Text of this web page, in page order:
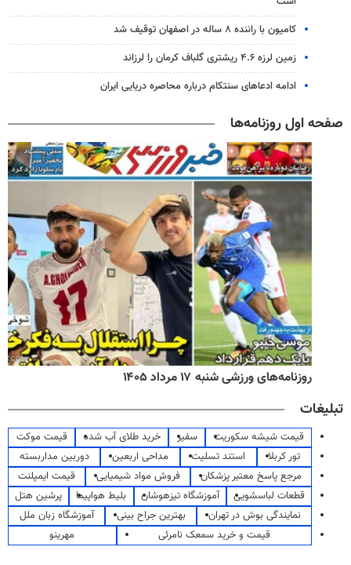
کامیون با راننده ۸ ساله در اصفهان توقیف شد
زمین لرزه ۴.۶ ریشتری گلباف کرمان را لرزاند
ادامه ادعاهای سنتکام درباره محاصره دریایی ایران
صفحه اول روزنامه‌ها
روزنامه‌های ورزشی شنبه ۱۷ مرداد ۱۴۰۵
تبلیغات
قیمت شیشه سکوریت سفیر خرید طلای آب شده
قیمت موکت
تور کربلا
استند تسلیت مداحی اربعین
دوربین مداربسته
مرجع پاسخ معتبر پزشکان
فروش مواد شیمیایی
قیمت ایمپلنت
قطعات لباسشویی
آموزشگاه تیزهوشان بلیط هواپیما
پرشین هتل
نمایندگی بوش در تهران
بهترین جراح بینی
آموزشگاه زبان ملل
قیمت و خرید سمعک نامرئی
مهرینو